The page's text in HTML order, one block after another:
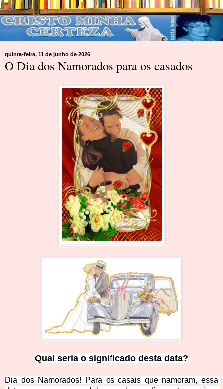
quinta-feira, 11 de junho de 2026
O Dia dos Namorados para os casados
Qual seria o significado desta data?
Dia dos Namorados! Para os casais que namoram, essa